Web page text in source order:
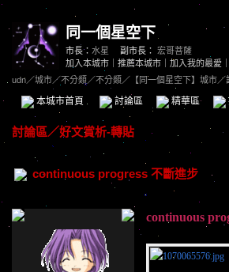
同一個星空下
市長： 水星 副市長： 宏哥菩薩
加入本城市
推薦本城市 加入我的最愛
udn／城市／不分類 ／不分類 ／ 【同一個星空下】城市／
本城市首頁 討論區 精華區
討論區／好文賞析-轉貼
continuous progress 不斷進步
continuous